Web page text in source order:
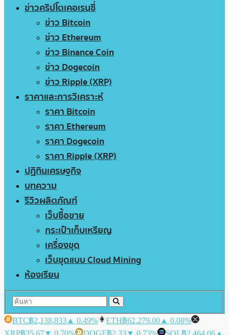
ข่าวคริปโตเคอเรนซี่
ข่าว Bitcoin
ข่าว Ethereum
ข่าว Binance Coin
ข่าว Dogecoin
ข่าว Ripple (XRP)
ราคาและการวิเคราะห์
ราคา Bitcoin
ราคา Ethereum
ราคา Dogecoin
ราคา Ripple (XRP)
ปฏิทินเศรษฐกิจ
บทความ
รีวิวผลิตภัณฑ์
เว็บซื้อขาย
กระเป๋าเก็บเหรียญ
เครื่องขุด
เว็บขุดแบบ Cloud Mining
ห้องเรียน
BTC฿2,138,833 ▲ 0.49% ETH฿62,279.00 ▲ 0.08%
XRP฿35.67▼ 0.70% DOGE฿2.33▼ 0.73% SOL฿2,464.06 ▲